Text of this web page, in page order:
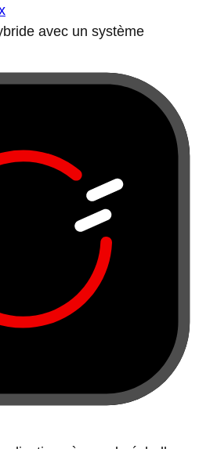
avec un système